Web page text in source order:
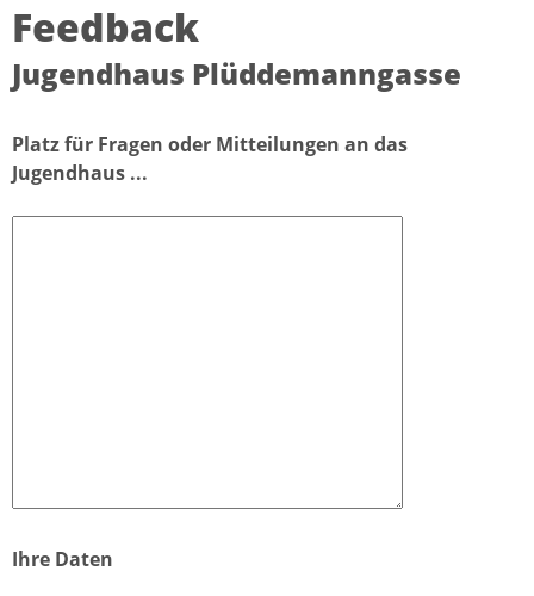
Feedback
Jugendhaus Plüddemanngasse
Platz für Fragen oder Mitteilungen an das
Jugendhaus ...
Ihre Daten